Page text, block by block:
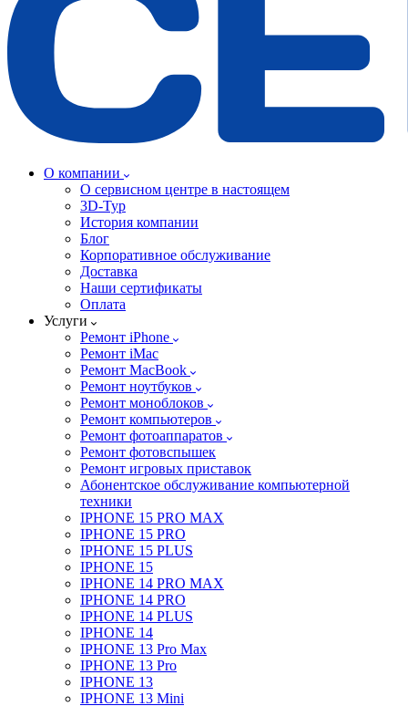
О компании
О сервисном центре в настоящем
3D-Тур
История компании
Блог
Корпоративное обслуживание
Доставка
Наши сертификаты
Оплата
Услуги
Ремонт iPhone
Ремонт iMac
Ремонт MacBook
Ремонт ноутбуков
Ремонт моноблоков
Ремонт компьютеров
Ремонт фотоаппаратов
Ремонт фотовспышек
Ремонт игровых приставок
Абонентское обслуживание компьютерной
техники
IPHONE 15 PRO MAX
IPHONE 15 PRO
IPHONE 15 PLUS
IPHONE 15
IPHONE 14 PRO MAX
IPHONE 14 PRO
IPHONE 14 PLUS
IPHONE 14
IPHONE 13 Pro Max
IPHONE 13 Pro
IPHONE 13
IPHONE 13 Mini